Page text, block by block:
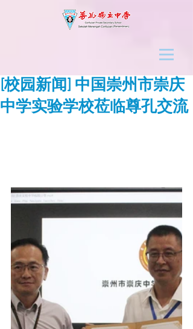
[校园新闻] 中国崇州市崇庆
中学实验学校莅临尊孔交流